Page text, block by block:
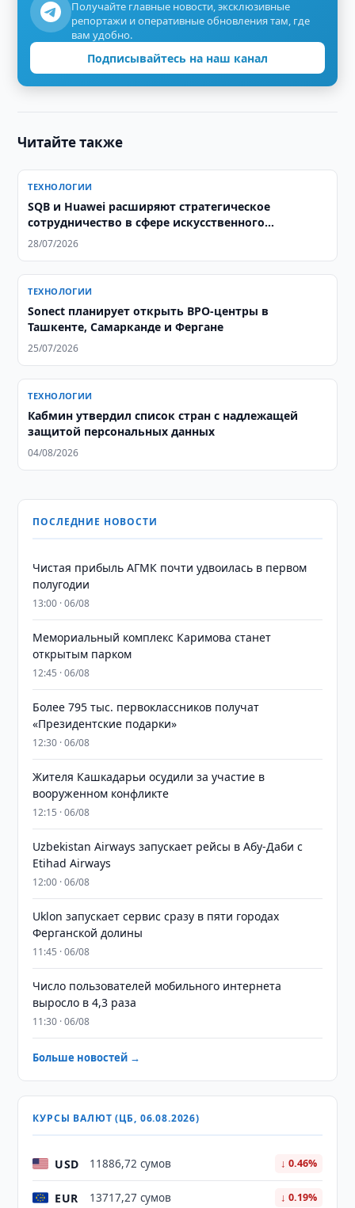
Получайте главные новости, эксклюзивные
репортажи и оперативные обновления там, где
вам удобно.
Подписывайтесь на наш канал
Читайте также
ТЕХНОЛОГИИ
SQB и Huawei расширяют стратегическое
сотрудничество в сфере искусственного
интеллекта
28/07/2026
ТЕХНОЛОГИИ
Sonect планирует открыть BPO-центры в
Ташкенте, Самарканде и Фергане
25/07/2026
ТЕХНОЛОГИИ
Кабмин утвердил список стран с надлежащей
защитой персональных данных
04/08/2026
ПОСЛЕДНИЕ НОВОСТИ
Чистая прибыль АГМК почти удвоилась в первом
полугодии
13:00 · 06/08
Мемориальный комплекс Каримова станет
открытым парком
12:45 · 06/08
Более 795 тыс. первоклассников получат
«Президентские подарки»
12:30 · 06/08
Жителя Кашкадарьи осудили за участие в
вооруженном конфликте
12:15 · 06/08
Uzbekistan Airways запускает рейсы в Абу-Даби с
Etihad Airways
12:00 · 06/08
Uklon запускает сервис сразу в пяти городах
Ферганской долины
11:45 · 06/08
Число пользователей мобильного интернета
выросло в 4,3 раза
11:30 · 06/08
Больше новостей →
КУРСЫ ВАЛЮТ (ЦБ, 06.08.2026)
USD 11886,72 сумов ↓ 0.46%
EUR 13717,27 сумов ↓ 0.19%